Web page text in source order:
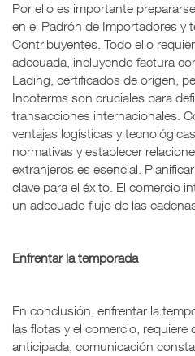
Por ello es importante
en el Padrón de Importadores y
Contribuyentes. Todo ello
adecuada, incluyendo factura
Lading, certificados de origen,
Incoterms son cruciales para
transacciones internacionales.
ventajas logísticas y
normativas y establecer
extranjeros es esencial.
clave para el éxito. El comercio
un adecuado flujo de las
Enfrentar la temporada
En conclusión, enfrentar la
las flotas y el comercio, requiere
anticipada, comunicación